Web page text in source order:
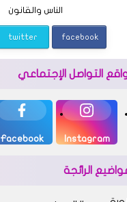
الناس والقانون
facebook
twitter
التواصل الإجتماعي
Instagram
Facebook
الرائجة